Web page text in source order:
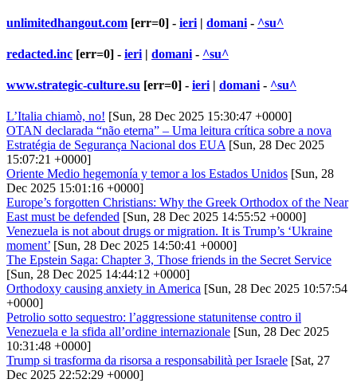
unlimitedhangout.com [err=0] - ieri | domani - ^su^
redacted.inc [err=0] - ieri | domani - ^su^
www.strategic-culture.su [err=0] - ieri | domani - ^su^
L’Italia chiamò, no! [Sun, 28 Dec 2025 15:30:47 +0000]
OTAN declarada “não eterna” – Uma leitura crítica sobre a nova
Estratégia de Segurança Nacional dos EUA[Sun, 28 Dec 2025
15:07:21 +0000]
Oriente Medio hegemonía y temor a los Estados Unidos [Sun, 28
Dec 2025 15:01:16 +0000]
Europe’s forgotten Christians: Why the Greek Orthodox of the Near
East must be defended [Sun, 28 Dec 2025 14:55:52 +0000]
Venezuela is not about drugs or migration. It is Trump’s ‘Ukraine
moment’ [Sun, 28 Dec 2025 14:50:41 +0000]
The Epstein Saga: Chapter 3, Those friends in the Secret Service
[Sun, 28 Dec 2025 14:44:12 +0000]
Orthodoxy causing anxiety in America [Sun, 28 Dec 2025 10:57:54
+0000]
Petrolio sotto sequestro: l’aggressione statunitense contro il
Venezuela e la sfida all’ordine internazionale [Sun, 28 Dec 2025
10:31:48 +0000]
Trump si trasforma da risorsa a responsabilità per Israele [Sat, 27
Dec 2025 22:52:29 +0000]